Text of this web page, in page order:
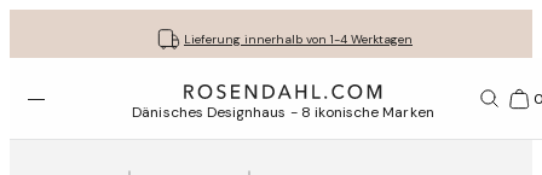
Lieferung innerhalb von 1-4 Werktagen
Kostenloser versand bei bestellungen ab 79 €
30 Tage kostenlose Rücksendung
Lassen Sie Ihre Geschenke liebevoll verpacken
Menü öffnen Dänisches Designhaus - 8 ikonische Marken 1156